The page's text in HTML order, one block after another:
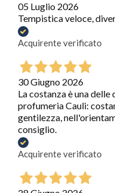
05 Luglio 2026
Tempistica veloce,
Acquirente verificato
30 Giugno 2026
La costanza è una
profumeria Cauli:
gentilezza,
consiglio.
Acquirente verificato